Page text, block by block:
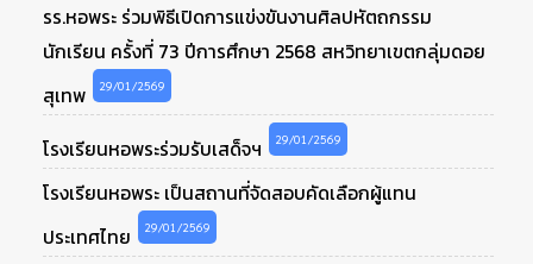
รร.หอพระ ร่วมพิธีเปิดการแข่งขันงานศิลปหัตถกรรม
นักเรียน ครั้งที่ 73 ปีการศึกษา 2568 สหวิทยาเขตกลุ่มดอย
สุเทพ
29/01/2569
โรงเรียนหอพระร่วมรับเสด็จฯ 29/01/2569
โรงเรียนหอพระ เป็นสถานที่จัดสอบคัดเลือกผู้แทน
ประเทศไทย
29/01/2569